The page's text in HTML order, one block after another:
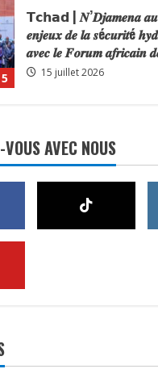
5
𝗧𝗰𝗵𝗮𝗱 | 𝑵’𝑫𝒋𝒂𝒎𝒆𝒏𝒂 𝒂𝒖
𝒆𝒏𝒋𝒆𝒖𝒙 𝒅𝒆 𝒍𝒂 𝒔é𝒄𝒖𝒓𝒊𝒕é
𝒂𝒗𝒆𝒄 𝒍𝒆 𝑭𝒐𝒓𝒖𝒎 𝒂𝒇𝒓𝒊𝒄𝒂𝒊𝒏
15 juillet 2026
1
𝐚𝐥𝐢𝐦𝐞𝐧𝐭𝐚𝐢𝐫𝐞𝐬 𝐞𝐭
𝐩𝐫𝐨𝐭𝐞𝐜𝐭𝐢𝐨𝐧 𝐝𝐞𝐬
24 juillet 2026
VOUS AVEC NOUS